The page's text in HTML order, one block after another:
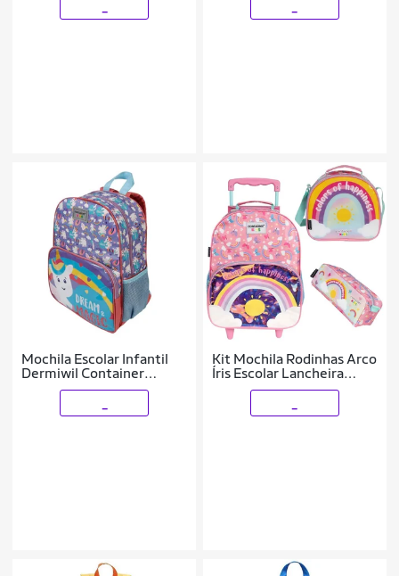
Mochila Escolar Infantil
Dermiwil Container
Dream Magic Unicórnio -
Kit Mochila Rodinhas Arco
Íris Escolar Lancheira
Estojo Infantil Dermiwil